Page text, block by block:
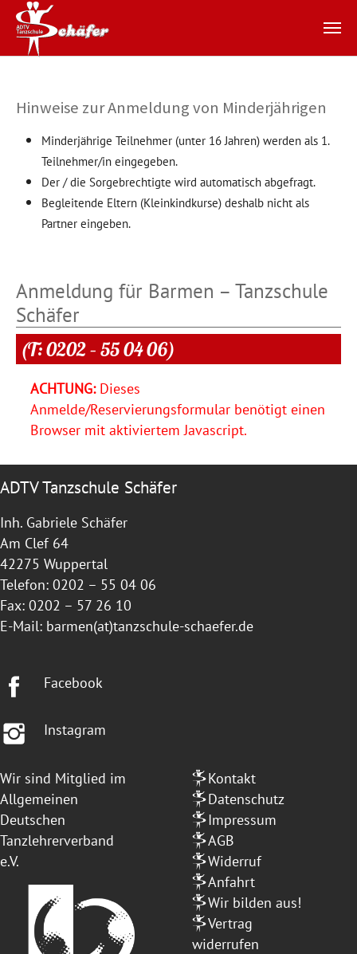
Hinweise zur Anmeldung von Minderjährigen
Minderjährige Teilnehmer (unter 16 Jahren) werden als 1.
Teilnehmer/in eingegeben.
Der / die Sorgebrechtigte wird automatisch abgefragt.
Begleitende Eltern (Kleinkindkurse) deshalb nicht als
Partner eingeben.
Anmeldung für Barmen – Tanzschule
Schäfer
(T: 0202 – 55 04 06)
ACHTUNG:Dieses
Anmelde/Reservierungsformular benötigt einen
Browser mit aktiviertem Javascript.
ADTV Tanzschule Schäfer
Inh. Gabriele Schäfer
Am Clef 64
42275 Wuppertal
Telefon: 0202 – 55 04 06
Fax: 0202 – 57 26 10
E-Mail: barmen(at)tanzschule-schaefer.de
Facebook
Instagram
Wir sind Mitglied im
Allgemeinen
Deutschen
Tanzlehrerverband
e.V.
Kontakt
Datenschutz
Impressum
AGB
Widerruf
Anfahrt
Wir bilden aus!
Vertrag
widerrufen